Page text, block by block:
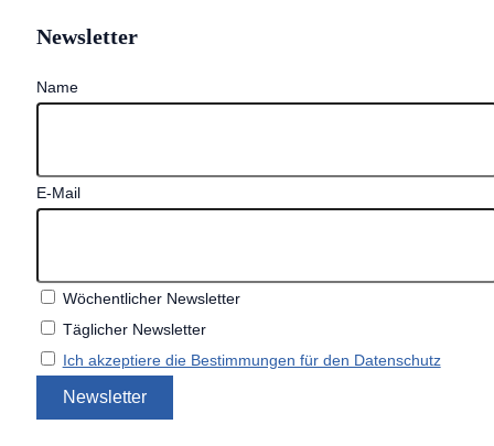
Newsletter
Name
E-Mail
Wöchentlicher Newsletter
Täglicher Newsletter
Ich akzeptiere die Bestimmungen für den Datenschutz